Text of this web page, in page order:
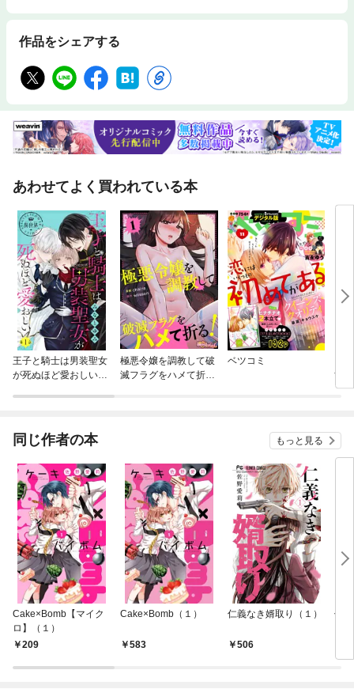
作品をシェアする
あわせてよく買われている本
王子と騎士は男装聖女
が死ぬほど愛おしい
極悪令嬢を調教して破
滅フラグをハメて折
ベツコミ
す
同じ作者の本 もっと見る
Cake×Bomb【マイク
ロ】（１）
209
Cake×Bomb（１）
583
仁義なき婿取り（１）
506
仁